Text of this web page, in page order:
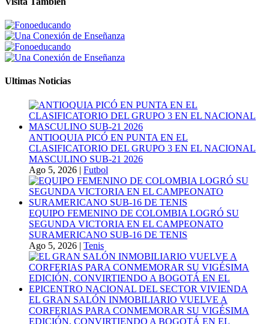
Ultimas Noticias
ANTIOQUIA PICÓ EN PUNTA EN EL
CLASIFICATORIO DEL GRUPO 3 EN EL NACIONAL
MASCULINO SUB-21 2026
Ago 5, 2026 | Futbol
EQUIPO FEMENINO DE COLOMBIA LOGRÓ SU
SEGUNDA VICTORIA EN EL CAMPEONATO
SURAMERICANO SUB-16 DE TENIS
Ago 5, 2026 | Tenis
EL GRAN SALÓN INMOBILIARIO VUELVE A
CORFERIAS PARA CONMEMORAR SU VIGÉSIMA
EDICIÓN, CONVIRTIENDO A BOGOTÁ EN EL